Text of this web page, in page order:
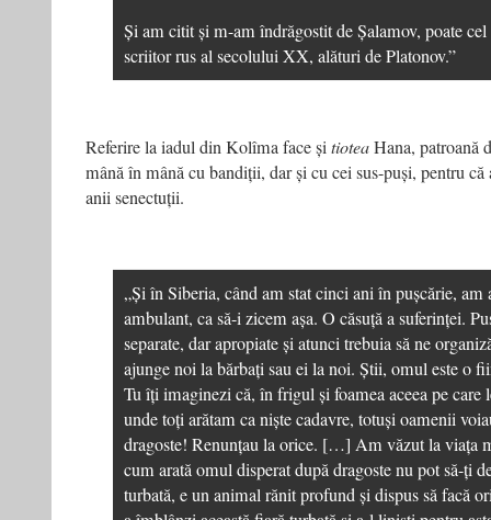
Și am citit și m-am îndrăgostit de Șalamov, poate
scriitor rus al secolului XX, alături de Platonov.”
Referire la iadul din Kolîma face șitioteaHana, patroană
mână în mână cu bandiții, dar și cu cei sus-puși, pentru
anii senectuții.
„Și în Siberia, când am stat cinci ani în pușcărie,
ambulant, ca să-i zicem așa. O căsuță a suferinței.
separate, dar apropiate și atunci trebuia să ne
ajunge noi la bărbați sau ei la noi. Știi, omul este o
Tu îți imaginezi că, în frigul și foamea aceea pe care
unde toți arătam ca niște cadavre, totuși oamenii
dragoste! Renunțau la orice. […] Am văzut la viața
cum arată omul disperat după dragoste nu pot să-ți
turbată, e un animal rănit profund și dispus să facă